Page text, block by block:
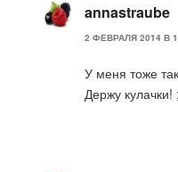
annastraube
2 ФЕВРАЛЯ 2014 В
У меня тоже
Держу кулачки!